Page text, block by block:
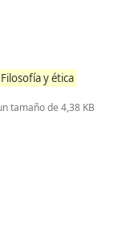
Filosofía y ética
tamaño de 4,38 KB